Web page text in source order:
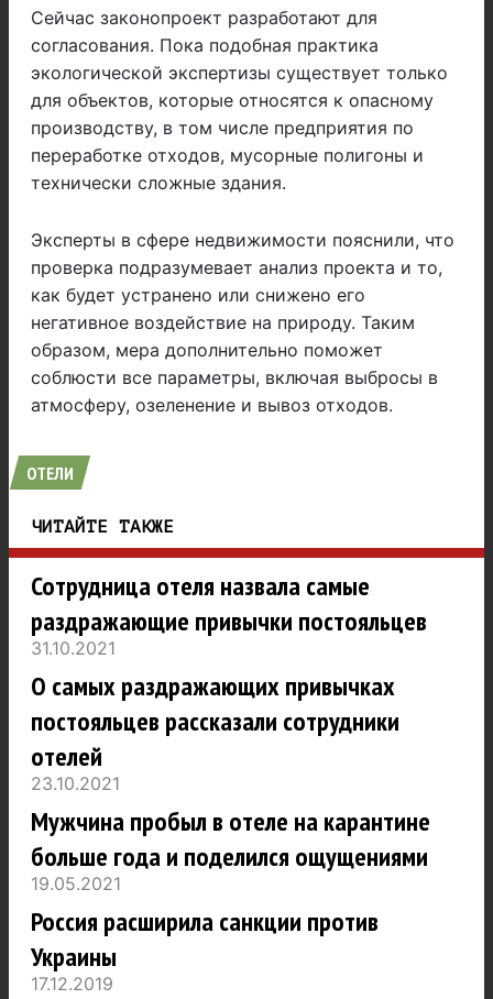
Сейчас законопроект разработают для
согласования. Пока подобная практика
экологической экспертизы существует только
для объектов, которые относятся к опасному
производству, в том числе предприятия по
переработке отходов, мусорные полигоны и
технически сложные здания.
Эксперты в сфере недвижимости пояснили, что
проверка подразумевает анализ проекта и то,
как будет устранено или снижено его
негативное воздействие на природу. Таким
образом, мера дополнительно поможет
соблюсти все параметры, включая выбросы в
атмосферу, озеленение и вывоз отходов.
ОТЕЛИ
ЧИТАЙТЕ ТАКЖЕ
Сотрудница отеля назвала самые
раздражающие привычки постояльцев
31.10.2021
О самых раздражающих привычках
постояльцев рассказали сотрудники
отелей
23.10.2021
Мужчина пробыл в отеле на карантине
больше года и поделился ощущениями
19.05.2021
Россия расширила санкции против
Украины
17.12.2019